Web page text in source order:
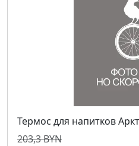
Термос для напитков
203,3 BYN